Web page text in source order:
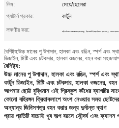
লিঙ্গ:
মেয়ে/ছেলেরা
প্যাটার্ন প্রকার:
কার্টুন
লক্ষণীয় করা:
কার্টুন ডাইনোসর বাচ্চাদের ব্যাকপ্যাক ব্যাগ, কিন্ডারগার্টেন প্রিস্কুল ট্রাভেল ব্যাকপ্যাক , শোল্ডার ক্রসের
বৈশিষ্ট্য:উচ্চ মানের পু উপাদান, হালকা এবং রঙিন, স্পর্শ এবং
ডিজাইন, মিষ্টি এবং চটকদার, হালকা ওজনের, বহন করা
বৈশিষ্ট্য:
উচ্চ মানের পু উপাদান, হালকা এবং রঙিন, স্পর্শ এবং
কার্টুন ডিজাইন, মিষ্টি এবং চটকদার, হালকা ওজনের,
আপনার ছোট্ট বুদ্ধিমান এই প্রিস্কুল কাঁধের ব্যাগটির
কোনো বহিরঙ্গন ক্রিয়াকলাপে অংশ নেওয়ার সময়
অন্যান্য জিনিসপত্র বহন করার জন্য দুর্দান্ত ব্যাগ
প্রায় প্রতিটি বাচ্চাই খুব অল্প বয়সে সৌন্দর্য এবং ফ্যাশন